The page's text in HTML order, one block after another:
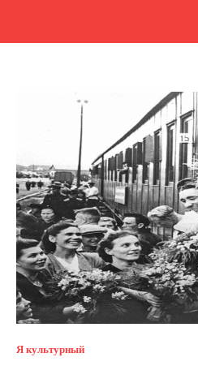
Я культурный